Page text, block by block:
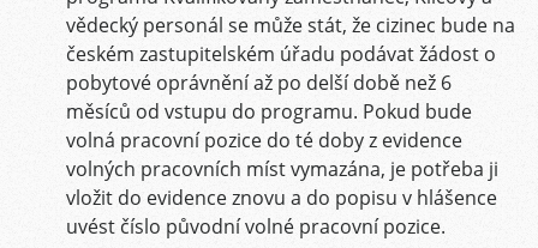
vědecký personál se může stát, že cizinec bude na
českém zastupitelském úřadu podávat žádost o
pobytové oprávnění až po delší době než 6
měsíců od vstupu do programu. Pokud bude
volná pracovní pozice do té doby z evidence
volných pracovních míst vymazána, je potřeba ji
vložit do evidence znovu a do popisu v hlášence
uvést číslo původní volné pracovní pozice.